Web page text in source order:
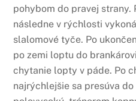
pohybom do pravej strany.
následne v rýchlosti
slalomové tyče. Po
po zemi loptu do
chytanie lopty v páde. Po
najrýchlejšie sa presúva